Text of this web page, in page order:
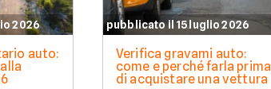
2026
auto:
pubblicato il 15 luglio 2026
Verifica gravami auto:
come e perché farla prima
di acquistare una vettura